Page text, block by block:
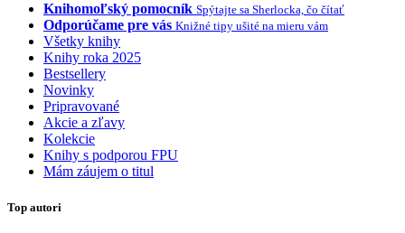
Knihomoľský pomocník Spýtajte sa Sherlocka, čo čítať
Odporúčame pre vás Knižné tipy ušité na mieru vám
Všetky knihy
Knihy roka 2025
Bestsellery
Novinky
Pripravované
Akcie a zľavy
Kolekcie
Knihy s podporou FPU
Mám záujem o titul
Top autori